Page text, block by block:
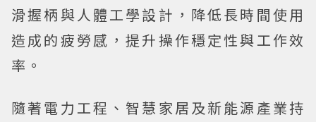
滑握柄與人體工學設計，降低長時間使用
造成的疲勞感，提升操作穩定性與工作效
率。
隨著電力工程、智慧家居及新能源產業持